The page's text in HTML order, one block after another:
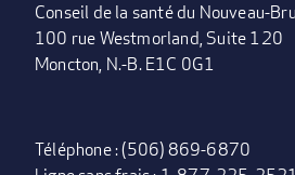
Conseil de la santé du Nouveau-
100 rue Westmorland, Suite 120
Moncton, N.-B. E1C 0G1
Téléphone : (506) 869-6870